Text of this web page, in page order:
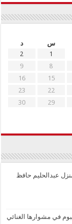
س
د
1
2
8
9
15
16
22
23
29
30
عبدالحليم حافظ
في مشوارها الغنائي